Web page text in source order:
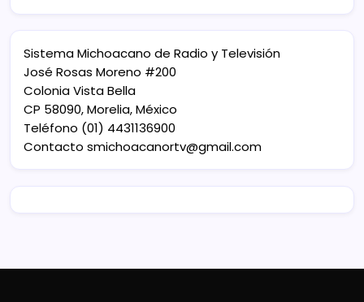
Sistema Michoacano de Radio y Televisión
José Rosas Moreno #200
Colonia Vista Bella
CP 58090, Morelia, México
Teléfono (01) 4431136900
Contacto smichoacanortv@gmail.com